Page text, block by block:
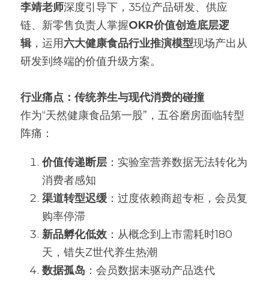
李靖老师深度引导下，35位产品研发、供应
链、新零售负责人掌握OKR价值创造底层逻
辑，运用六大健康食品行业推演模型现场产出从
研发到终端的价值升级方案。
行业痛点：传统养生与现代消费的碰撞
作为“天然健康食品第一股”，五谷磨房面临转型
阵痛：
价值传递断层 ：实验室营养数据无法转化为
消费者感知
渠道转型迟缓 ：过度依赖商超专柜，会员复
购率停滞
新品孵化低效 ：从概念到上市需耗时180
天，错失Z世代养生热潮
数据孤岛 ：会员数据未驱动产品迭代